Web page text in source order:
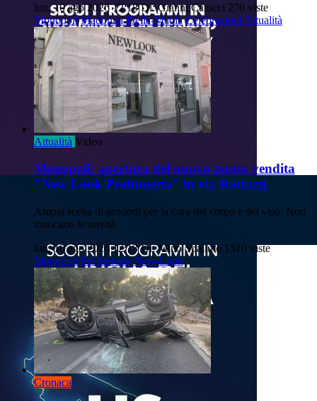
lun, 10 ago 2026 12:18 Di: Gianni Catucci 270 viste
Monopoli Madonna-Della-Madia Celebrazioni Attualità
Attualità Video
Monopoli: apertura del nuovo punto vendita
"New Look Profumeria" in via Rattazzi
Ampia scelta di prodotti per la cura del corpo e del viso. Non
mancano le novità
lun, 10 ago 2026 12:13 Di: Mino Spalluto 1510 viste
Monopoli Profumeria-New-Look
Cronaca